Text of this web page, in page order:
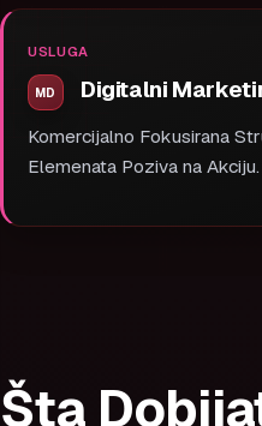
USLUGA
Digitalni
Komercijalno Fokusirana
Elemenata Poziva na Akciju.
Šta